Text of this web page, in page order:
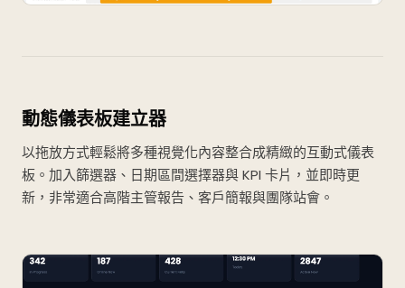
動態儀表板建立器
以拖放方式輕鬆將多種視覺化內容整合成精緻的互動式儀表
板。加入篩選器、日期區間選擇器與 KPI 卡片，並即時更
新，非常適合高階主管報告、客戶簡報與團隊站會。